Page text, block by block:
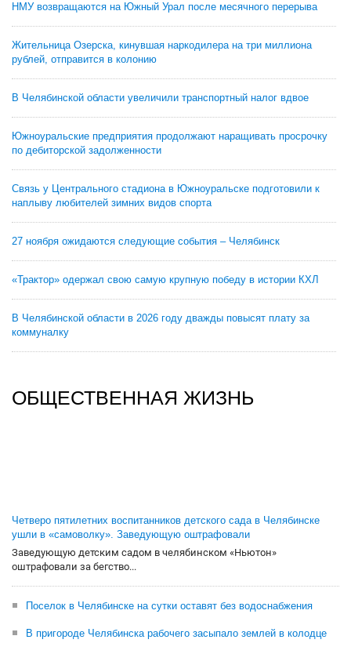
НМУ возвращаются на Южный Урал после месячного перерыва
Жительница Озерска, кинувшая наркодилера на три миллиона
рублей, отправится в колонию
В Челябинской области увеличили транспортный налог вдвое
Южноуральские предприятия продолжают наращивать просрочку
по дебиторской задолженности
Связь у Центрального стадиона в Южноуральске подготовили к
наплыву любителей зимних видов спорта
27 ноября ожидаются следующие события – Челябинск
«Трактор» одержал свою самую крупную победу в истории КХЛ
В Челябинской области в 2026 году дважды повысят плату за
коммуналку
ОБЩЕСТВЕННАЯ ЖИЗНЬ
Четверо пятилетних воспитанников детского сада в Челябинске
ушли в «самоволку». Заведующую оштрафовали
Заведующую детским садом в челябинском «Ньютон»
оштрафовали за бегство...
Поселок в Челябинске на сутки оставят без водоснабжения
В пригороде Челябинска рабочего засыпало землей в колодце